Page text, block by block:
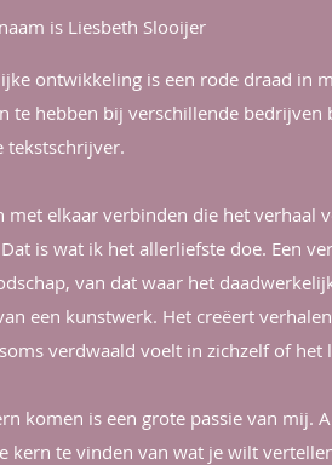
is Liesbeth Slooijer
ontwikkeling is een rode draad in
te hebben bij verschillende bedrijven
tekstschrijver.
met elkaar verbinden die het verhaal
is wat ik het allerliefste doe. Een
van dat waar het
een kunstwerk. Het creëert
verdwaald voelt in zichzelf of het
komen is een grote passie van mij.
kern te vinden van wat je wilt